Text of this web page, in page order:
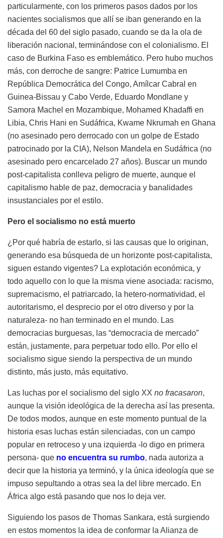
particularmente, con los primeros pasos dados por los
nacientes socialismos que allí se iban generando en la
década del 60 del siglo pasado, cuando se da la ola de
liberación nacional, terminándose con el colonialismo. El
caso de Burkina Faso es emblemático. Pero hubo muchos
más, con derroche de sangre: Patrice Lumumba en
República Democrática del Congo, Amílcar Cabral en
Guinea-Bissau y Cabo Verde, Eduardo Mondlane y
Samora Machel en Mozambique, Mohamed Khadaffi en
Libia, Chris Hani en Sudáfrica, Kwame Nkrumah en Ghana
(no asesinado pero derrocado con un golpe de Estado
patrocinado por la CIA), Nelson Mandela en Sudáfrica (no
asesinado pero encarcelado 27 años). Buscar un mundo
post-capitalista conlleva peligro de muerte, aunque el
capitalismo hable de paz, democracia y banalidades
insustanciales por el estilo.
Pero el socialismo no está muerto
¿Por qué habría de estarlo, si las causas que lo originan,
generando esa búsqueda de un horizonte post-capitalista,
siguen estando vigentes? La explotación económica, y
todo aquello con lo que la misma viene asociada: racismo,
supremacismo, el patriarcado, la hetero-normatividad, el
autoritarismo, el desprecio por el otro diverso y por la
naturaleza- no han terminado en el mundo. Las
democracias burguesas, las “democracia de mercado”
están, justamente, para perpetuar todo ello. Por ello el
socialismo sigue siendo la perspectiva de un mundo
distinto, más justo, más equitativo.
Las luchas por el socialismo del siglo XX no fracasaron,
aunque la visión ideológica de la derecha así las presenta.
De todos modos, aunque en este momento puntual de la
historia esas luchas están silenciadas, con un campo
popular en retroceso y una izquierda -lo digo en primera
persona- que no encuentra su rumbo, nada autoriza a
decir que la historia ya terminó, y la única ideología que se
impuso sepultando a otras sea la del libre mercado. En
África algo está pasando que nos lo deja ver.
Siguiendo los pasos de Thomas Sankara, está surgiendo
en estos momentos la idea de conformar la Alianza de